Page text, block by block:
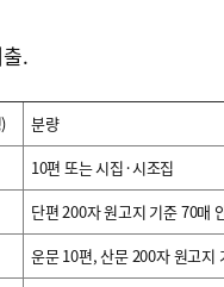
.
분량
10편 또는 시집·시조집
단편 200자 원고지 기준 70매
운문 10편, 산문 200자 원고지